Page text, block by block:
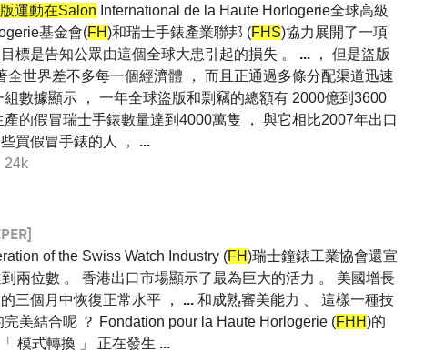
運動在Salon International de la Haute Horlogerie全球高級
基金會(FH)和瑞士手錶產業聯邦 (FHS)協力展開了一項
標是告知公眾由這個全球大患引起的損失 。 ... ， 但是盜版
全世界差不多每一個經濟體 ， 而且正通過多條分配渠道迅速
數據顯示 ， 一年全球盜版和剽竊的總額有 2000億到3600
的假冒瑞士手錶數量達到4000萬隻 ， 與它相比2007年出口
買假冒手錶的人 ， ...
24k
of the Swiss Watch Industry (FH)瑞士鐘錶工業協會還宣
兩位數 。 香港出口市場顯示了最為巨大的活力 。 美國增長
三個月中恢復正常水平 ， ... 和成熟審美能力 、 這樣一種技
美結合呢 ？ Fondation pour la Haute Horlogerie (FHH)的
模式轉換 」 正在發生 ...